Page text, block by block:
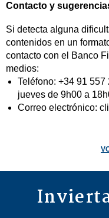
Contacto y
Si detecta alguna
contenidos en un
contacto con el Banco
medios:
Teléfono: +34 91
jueves de 9h00 a
Correo electrónico: